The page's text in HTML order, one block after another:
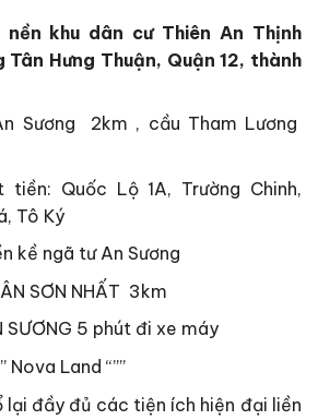
khu dân cư Thiên An Thịnh
Tân Hưng Thuận, Quận 12, thành
Sương 2km , cầu Tham Lương
Quốc Lộ 1A, Trường Chinh,
Tô Ký
kề ngã tư An Sương
SƠN NHẤT 3km
SƯƠNG 5 phút đi xe máy
Nova Land “””
lại đầy đủ các tiện ích hiện đại liền